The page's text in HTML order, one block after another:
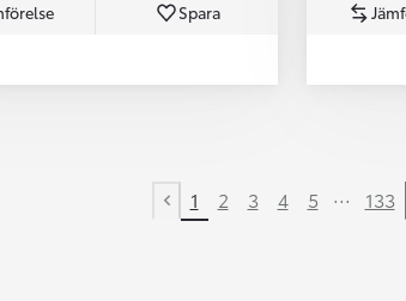
Spara
Previous page
1 2 3 4 5 ... 133